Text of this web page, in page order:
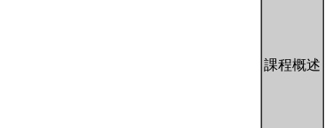
課程概述